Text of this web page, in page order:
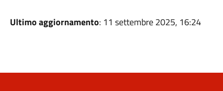
Ultimo aggiornamento: 11 settembre 2025, 16:24